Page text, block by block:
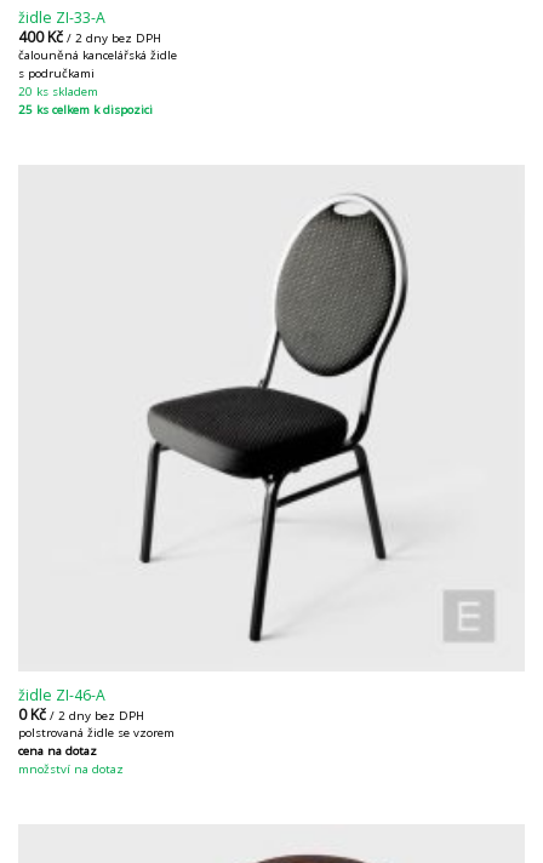
židle ZI-33-A
400Kč / 2 dny bez DPH
čalouněná kancelářská židle
s područkami
20 ks skladem
25 ks celkem k dispozici
židle ZI-46-A
0Kč / 2 dny bez DPH
polstrovaná židle se vzorem
cena na dotaz
množství na dotaz